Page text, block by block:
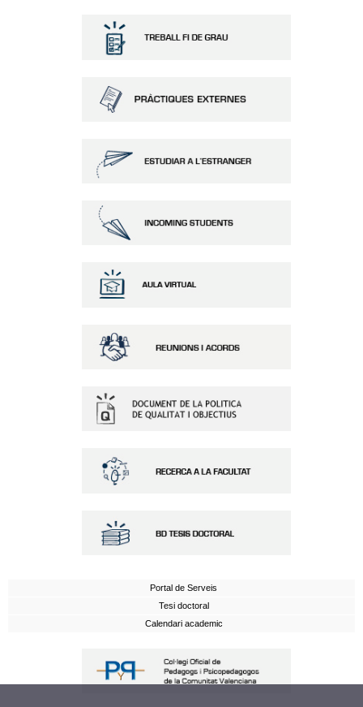
Portal de Serveis
Tesi doctoral
Calendari academic